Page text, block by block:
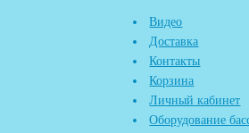
Видео
Доставка
Контакты
Корзина
Личный кабинет
Оборудование